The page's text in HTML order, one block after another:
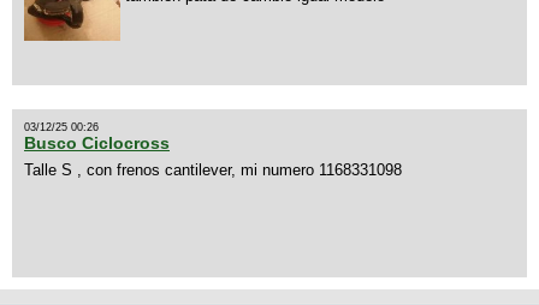
03/12/25 00:26
Busco Ciclocross
Talle S , con frenos cantilever, mi numero 1168331098